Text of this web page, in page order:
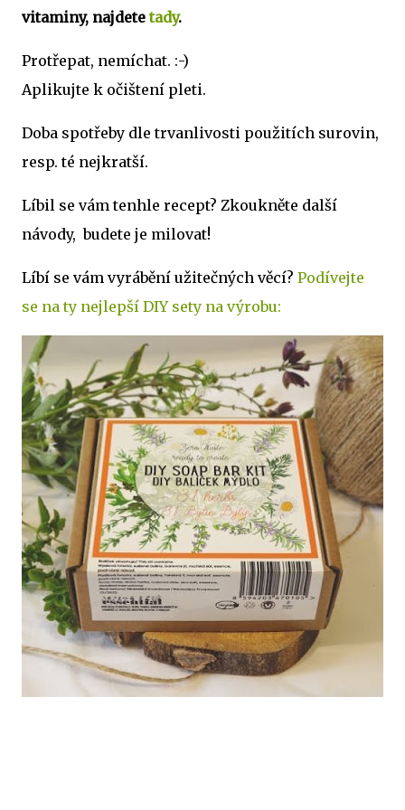
vitaminy, najdetetady.
Protřepat, nemíchat. :-)
Aplikujte k očištení pleti.
Doba spotřeby dle trvanlivosti použitích surovin,
resp. té nejkratší.
Líbil se vám tenhle recept? Zkoukněte další
návody, budete je milovat!
Líbí se vám vyrábění užitečných věcí? Podívejte
se na ty nejlepší DIY sety na výrobu: